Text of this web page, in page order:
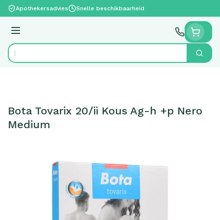
Ga naar de inhoud
Apothekersadvies Snelle beschikbaarheid
Menu
Product, merk, categorie... Zoek
Bota Tovarix 20/ii Kous Ag-h +p Nero
Medium